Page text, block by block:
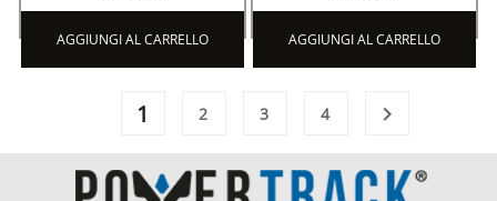
AGGIUNGI AL CARRELLO AGGIUNGI AL CARRELLO
1 2 3 4 